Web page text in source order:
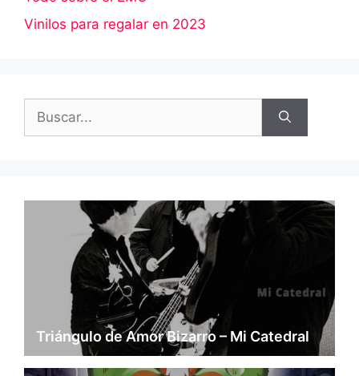
Vinilos para regalar en 2023
Triángulo de Amor Bizarro – Mi Catedral